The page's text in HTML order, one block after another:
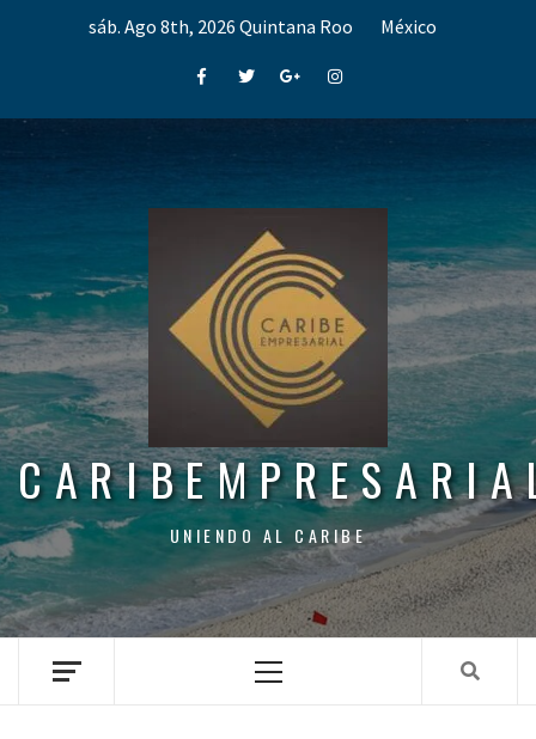
sáb. Ago 8th, 2026 Quintana Roo México
FacebookTwitterGoogle+Instagram
UNIENDO AL CARIBE
Menu